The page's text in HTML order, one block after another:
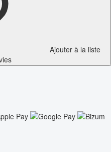
Ajouter à la liste